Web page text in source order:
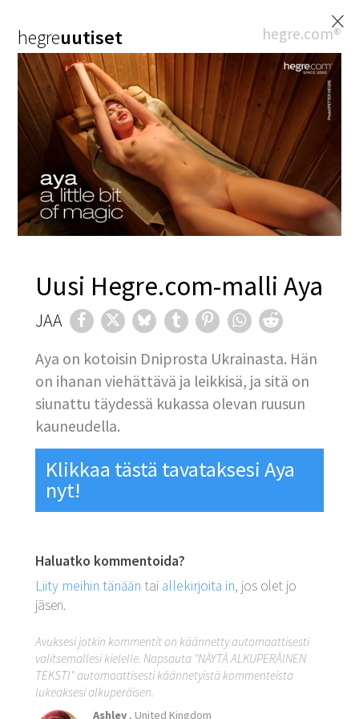
×
hegreuutiset hegre.com®
Uusi Hegre.com-malli Aya
JAA
Aya on kotoisin Dniprosta Ukrainasta. Hän
on ihanan viehättävä ja leikkisä, ja sitä on
siunattu täydessä kukassa olevan ruusun
kauneudella.
Klikkaa tästä tavataksesi Aya
nyt!
Haluatko kommentoida?
Liity meihin tänään tai allekirjoita in, jos olet jo
jäsen.
Avuksesi jotkin kommentit on käännetty automaattisesti
valitsemallesi kielelle. Napsauta "NÄYTÄ ALKUPERÄINEN
TEKSTI" automaattisesti käännetyistä kommenteista
lukeaksesi alkuperäisen.
Ashley , United Kingdom